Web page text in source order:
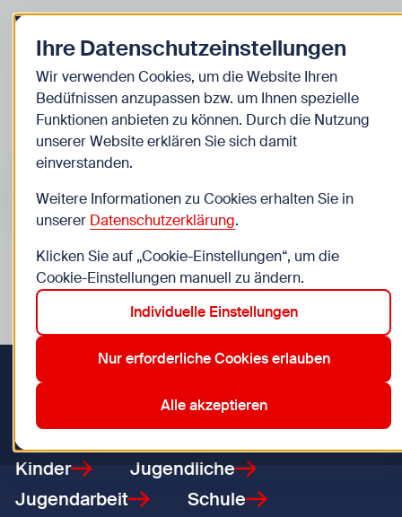
Zurück zur Startseite
Kinder
Veranstaltungen
Suche im Bereich “Kinder”
Suchen
Veranstaltungen in Wien im Bereich “Kinder”
Aktive Filter: 12. Meidling 13. Hietzing
Zurücksetzen
Kinder
Jugendliche
Jugendarbeit
Schule
Ihre Datenschutzeinstellungen
Wir verwenden Cookies, um die Website Ihren
Bedüfnissen anzupassen bzw. um Ihnen spezielle
Funktionen anbieten zu können. Durch die Nutzung
unserer Website erklären Sie sich damit
einverstanden.
Weitere Informationen zu Cookies erhalten Sie in
unserer Datenschutzerklärung.
Klicken Sie auf „Cookie-Einstellungen“, um die
Cookie-Einstellungen manuell zu ändern.
Individuelle Einstellungen
Nur erforderliche Cookies erlauben
Alle akzeptieren